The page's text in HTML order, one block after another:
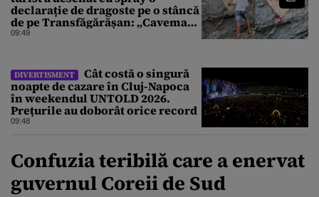
declarație de dragoste pe o stâncă
de pe Transfăgărășan: „Caveman.
Nu înțeleg nimic oamenii ăștia”
09:49
DIVERTISMENT
Cât costă o singură
noapte de cazare în Cluj-Napoca
în weekendul UNTOLD 2026.
Prețurile au doborât orice record
09:48
Confuzia teribilă care a enervat
guvernul Coreii de Sud